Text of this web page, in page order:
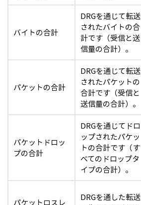
バイトの合計
DRGを通じて転送
されたバイトの合
計です（受信と送
信量の合計）。
パケットの合計
DRGを通じて転送
されたパケットの
合計です（受信と
送信量の合計）。
パケットドロッ
プの合計
DRGを通じてドロ
ップされたパケッ
トの合計です（す
べてのドロップタ
イプの合計）。
パケットロスレ
DRGを通した転送